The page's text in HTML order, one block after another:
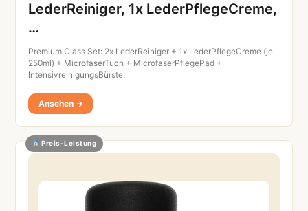
LederReiniger, 1x LederPflegeCreme,
…
Premium Class Set: 2x LederReiniger + 1x LederPflegeCreme (je
250ml) + MicrofaserTuch + MicrofaserPflegePad +
IntensivreinigungsBürste.
Ansehen →
Preis-Leistung